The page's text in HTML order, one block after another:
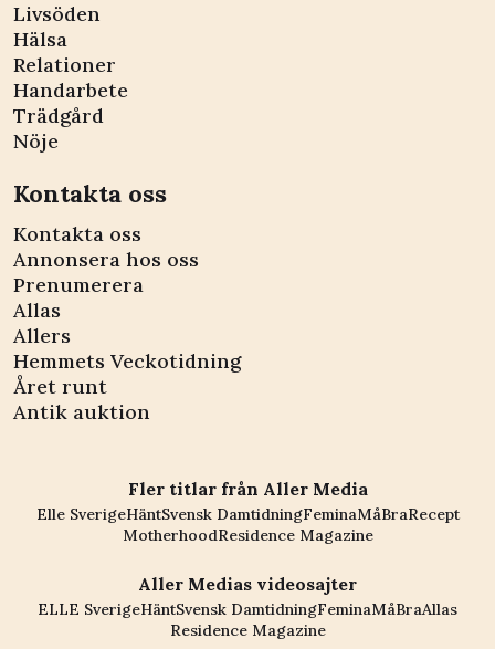
Livsöden
Hälsa
Relationer
Handarbete
Trädgård
Nöje
Kontakta oss
Kontakta oss
Annonsera hos oss
Prenumerera
Allas
Allers
Hemmets Veckotidning
Året runt
Antik auktion
Fler titlar från Aller Media
Elle SverigeHäntSvensk DamtidningFeminaMåBraRecept
MotherhoodResidence Magazine
Aller Medias videosajter
ELLE SverigeHäntSvensk DamtidningFeminaMåBraAllas
Residence Magazine